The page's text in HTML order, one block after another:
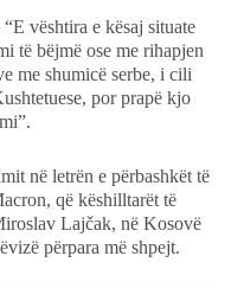
vështira e kësaj situate
të bëjmë ose me rihapjen
me shumicë serbe, i cili
por prapë kjo
në letrën e përbashkët të
që këshilltarët të
Lajčak, në Kosovë
përpara më shpejt.